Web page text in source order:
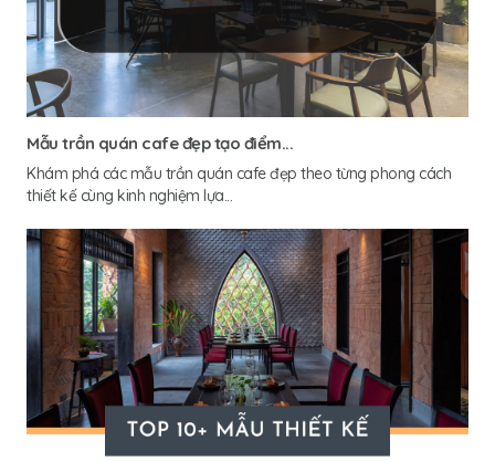
Mẫu trần quán cafe đẹp tạo điểm...
Khám phá các mẫu trần quán cafe đẹp theo từng phong cách
thiết kế cùng kinh nghiệm lựa...